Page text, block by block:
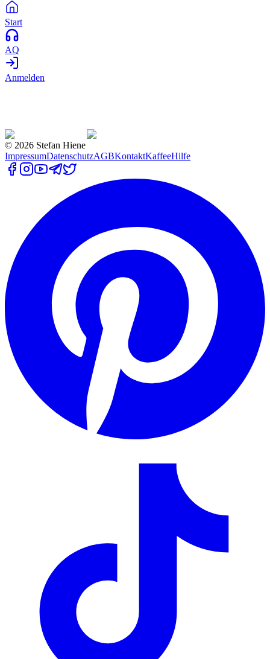
Start
AQ
Anmelden
© 2026 Stefan Hiene
ImpressumDatenschutzAGBKontaktKaffeeHilfe